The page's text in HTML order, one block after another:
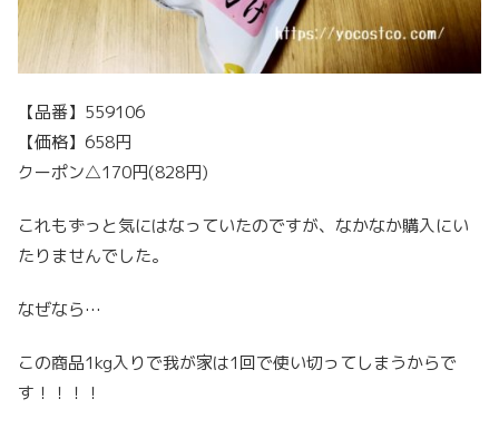
【品番】559106
【価格】658円
クーポン△170円(828円)
これもずっと気にはなっていたのですが、なかなか購入にい
たりませんでした。
なぜなら…
この商品1kg入りで我が家は1回で使い切ってしまうからで
す！！！！